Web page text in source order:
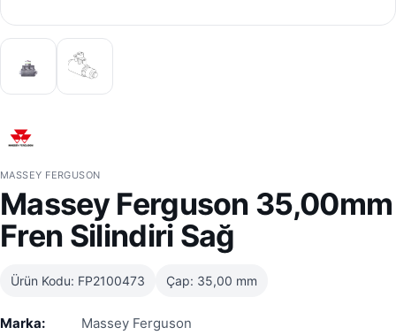
MASSEY FERGUSON
Massey Ferguson 35,00mm
Fren Silindiri Sağ
Ürün Kodu: FP2100473 Çap: 35,00 mm
Marka:
Massey Ferguson